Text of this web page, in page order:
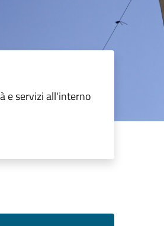
e servizi all'interno